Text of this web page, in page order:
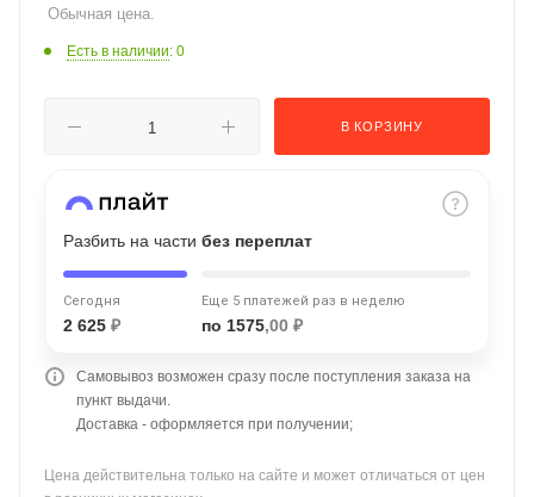
Обычная цена.
Есть в наличии: 0
В КОРЗИНУ
Разбить на части без переплат
Сегодня
2 625 ₽
Еще 5 платежей раз в неделю
по 1575,00 ₽
Самовывоз возможен сразу после поступления заказа на
пункт выдачи.
Доставка - оформляется при получении;
Цена действительна только на сайте и может отличаться от цен
недели
8 800 302-02-51